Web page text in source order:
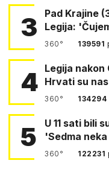
3
Pad Krajine
Legija:
360° 139591
4 Legija nakon
Hrvati su
360° 134294
5
U 11 sati bili su pred Kninom.
'Sedma
360° 122231